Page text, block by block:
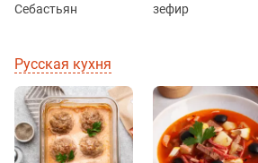
Себастьян
зефир
Русская кухня